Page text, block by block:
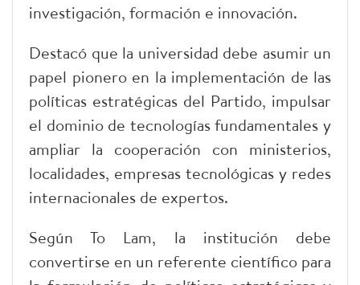
investigación, formación e innovación.
Destacó que la universidad debe asumir un
papel pionero en la implementación de las
políticas estratégicas del Partido, impulsar
el dominio de tecnologías fundamentales y
ampliar la cooperación con ministerios,
localidades, empresas tecnológicas y redes
internacionales de expertos.
Según To Lam, la institución debe
convertirse en un referente científico para